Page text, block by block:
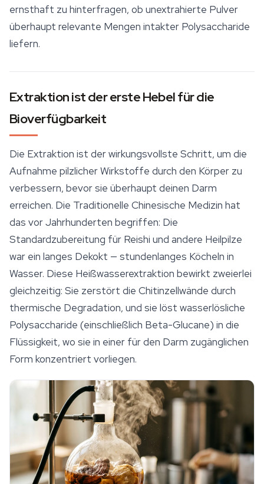
ernsthaft zu hinterfragen, ob unextrahierte Pulver
überhaupt relevante Mengen intakter Polysaccharide
liefern.
Extraktion ist der erste Hebel für die
Bioverfügbarkeit
Die Extraktion ist der wirkungsvollste Schritt, um die
Aufnahme pilzlicher Wirkstoffe durch den Körper zu
verbessern, bevor sie überhaupt deinen Darm
erreichen. Die Traditionelle Chinesische Medizin hat
das vor Jahrhunderten begriffen: Die
Standardzubereitung für Reishi und andere Heilpilze
war ein langes Dekokt — stundenlanges Köcheln in
Wasser. Diese Heißwasserextraktion bewirkt zweierlei
gleichzeitig: Sie zerstört die Chitinzellwände durch
thermische Degradation, und sie löst wasserlösliche
Polysaccharide (einschließlich Beta-Glucane) in die
Flüssigkeit, wo sie in einer für den Darm zugänglichen
Form konzentriert vorliegen.